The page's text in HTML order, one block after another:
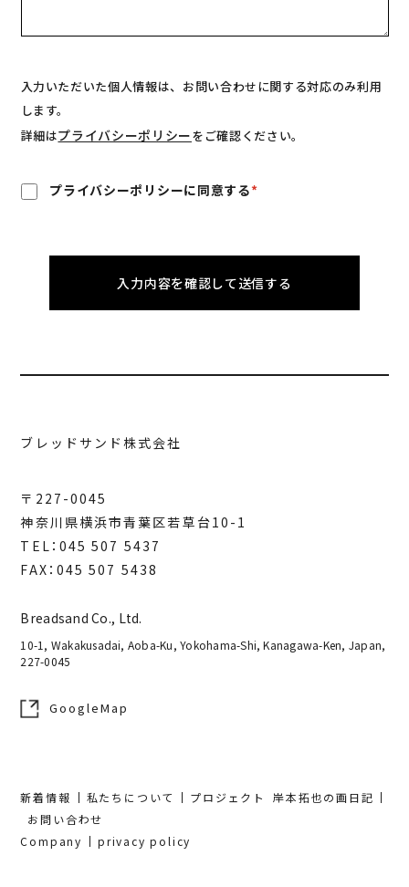
入力いただいた個人情報は、お問い合わせに関する対応のみ利用
します。
詳細はプライバシーポリシーをご確認ください。
プライバシーポリシーに同意する
ブレッドサンド株式会社
〒227-0045
神奈川県横浜市青葉区若草台10-1
TEL：045 507 5437
FAX：045 507 5438
Breadsand Co., Ltd.
10-1, Wakakusadai, Aoba-Ku, Yokohama-Shi, Kanagawa-Ken, Japan,
227-0045
GoogleMap
新着情報 私たちについて プロジェクト
岸本拓也の画日記
お問い合わせ
Company
privacy policy